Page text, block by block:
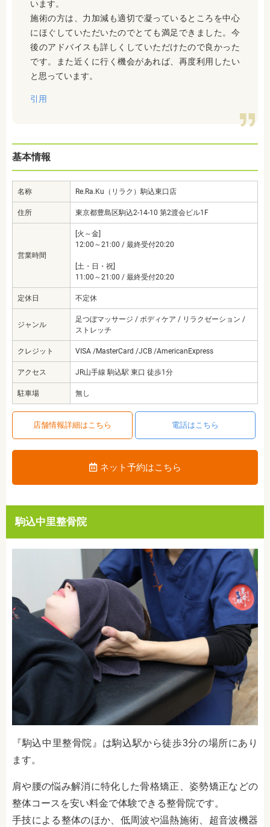
います。
施術の方は、力加減も適切で凝っているところを中心
にほぐしていただいたのでとても満足できました。今
後のアドバイスも詳しくしていただけたので良かった
です。また近くに行く機会があれば、再度利用したい
と思っています。
引用
基本情報
名称 Re.Ra.Ku（リラク）駒込東口店
住所 東京都豊島区駒込2-14-10 第2渡会ビル1F
営業時間
[火～金]
12:00～21:00 / 最終受付20:20
[土・日・祝]
11:00～21:00 / 最終受付20:20
定休日 不定休
ジャンル
足つぼマッサージ / ボディケア / リラクゼーション /
ストレッチ
クレジット VISA /MasterCard /JCB /AmericanExpress
アクセス JR山手線 駒込駅 東口 徒歩1分
駐車場 無し
店舗情報詳細はこちら 電話はこちら
ネット予約はこちら
駒込中里整骨院
『駒込中里整骨院』は駒込駅から徒歩3分の場所にあり
ます。
肩や腰の悩み解消に特化した骨格矯正、姿勢矯正などの
整体コースを安い料金で体験できる整骨院です。
手技による整体のほか、低周波や温熱施術、超音波機器